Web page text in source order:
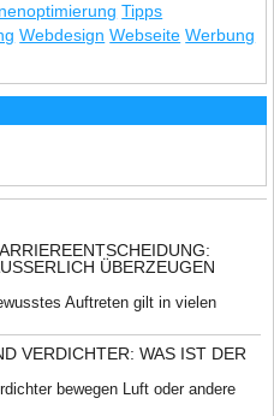
Tipps
Webdesign Webseite Werbung
ÜBERZEUGEN W
Auftreten gilt in vielen
VERDICHTER: WAS IST DER
bewegen Luft oder andere